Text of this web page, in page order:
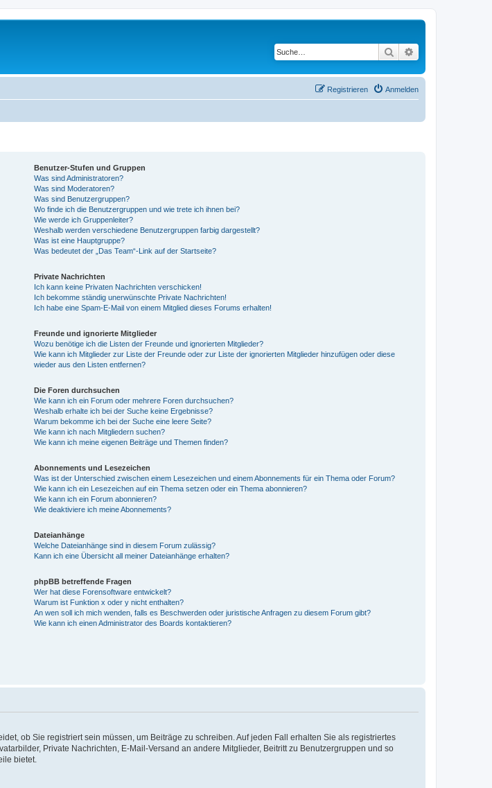
Suche
Anmelden
Registrieren
Benutzer-Stufen und Gruppen
Was sind Administratoren?
Was sind Moderatoren?
Was sind Benutzergruppen?
Wo finde ich die Benutzergruppen und wie trete ich ihnen bei?
Wie werde ich Gruppenleiter?
Weshalb werden verschiedene Benutzergruppen farbig dargestellt?
Was ist eine Hauptgruppe?
Was bedeutet der „Das Team“-Link auf der Startseite?
Private Nachrichten
Ich kann keine Privaten Nachrichten verschicken!
Ich bekomme ständig unerwünschte Private Nachrichten!
Ich habe eine Spam-E-Mail von einem Mitglied dieses Forums erhalten!
Freunde und ignorierte Mitglieder
Wozu benötige ich die Listen der Freunde und ignorierten Mitglieder?
Wie kann ich Mitglieder zur Liste der Freunde oder zur Liste der ignorierten Mitglieder hinzufügen oder diese
wieder aus den Listen entfernen?
Die Foren durchsuchen
Wie kann ich ein Forum oder mehrere Foren durchsuchen?
Weshalb erhalte ich bei der Suche keine Ergebnisse?
Warum bekomme ich bei der Suche eine leere Seite?
Wie kann ich nach Mitgliedern suchen?
Wie kann ich meine eigenen Beiträge und Themen finden?
Abonnements und Lesezeichen
Was ist der Unterschied zwischen einem Lesezeichen und einem Abonnements für ein Thema oder Forum?
Wie kann ich ein Lesezeichen auf ein Thema setzen oder ein Thema abonnieren?
Wie kann ich ein Forum abonnieren?
Wie deaktiviere ich meine Abonnements?
Dateianhänge
Welche Dateianhänge sind in diesem Forum zulässig?
Kann ich eine Übersicht all meiner Dateianhänge erhalten?
phpBB betreffende Fragen
Wer hat diese Forensoftware entwickelt?
Warum ist Funktion x oder y nicht enthalten?
An wen soll ich mich wenden, falls es Beschwerden oder juristische Anfragen zu diesem Forum gibt?
Wie kann ich einen Administrator des Boards kontaktieren?
ob Sie registriert sein müssen, um Beiträge zu schreiben. Auf jeden Fall erhalten Sie als registriertes
Private Nachrichten, E-Mail-Versand an andere Mitglieder, Beitritt zu Benutzergruppen und so
bietet.